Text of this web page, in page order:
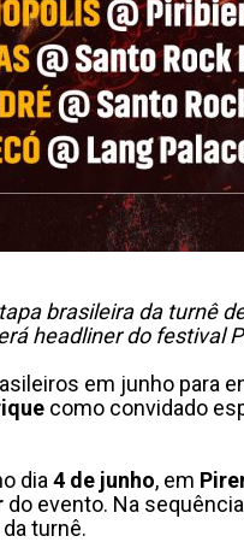
brasileira da turnê
headliner do festival
em junho para
como convidado
dia 4 de junho, em
do evento. Na
turnê.